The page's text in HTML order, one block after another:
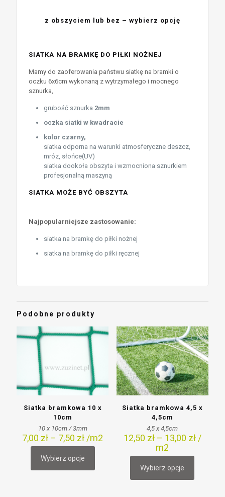
z obszyciem lub bez – wybierz opcję
SIATKA NA BRAMKĘ DO PIŁKI NOŻNEJ
Mamy do zaoferowania państwu siatkę na bramki o
oczku 6x6cm wykonaną z wytrzymałego i mocnego
sznurka,
grubość sznurka 2mm
oczka siatki w kwadracie
kolor czarny,
siatka odporna na warunki atmosferyczne deszcz,
mróz, słońce(UV)
siatka dookoła obszyta i wzmocniona sznurkiem
profesjonalną maszyną
SIATKA MOŻE BYĆ OBSZYTA
Najpopularniejsze zastosowanie:
siatka na bramkę do piłki nożnej
siatka na bramkę do piłki ręcznej
Podobne produkty
Siatka bramkowa 10 x
10cm
10 x 10cm / 3mm
7,00 zł – 7,50 zł /m2
Wybierz opcje
produkt
Siatka bramkowa 4,5 x
4,5cm
4,5 x 4,5cm
12,50 zł– 13,00 zł/
m2
Wybierz opcje
produkt